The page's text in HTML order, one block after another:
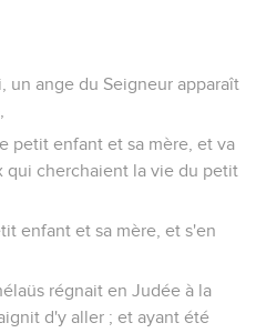
un ange du Seigneur apparaît
petit enfant et sa mère, et va
qui cherchaient la vie du petit
enfant et sa mère, et s'en
régnait en Judée à la
d'y aller ; et ayant été